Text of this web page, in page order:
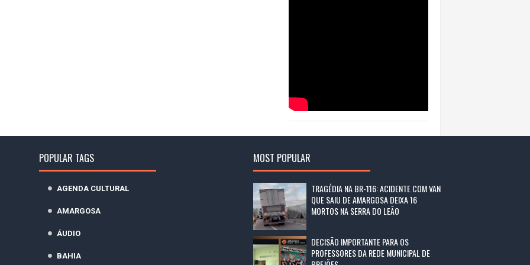
POPULAR TAGS
AGENDA CULTURAL
AMARGOSA
ÁUDIO
BAHIA
MOST POPULAR
TRAGÉDIA NA BR-116: ACIDENTE COM VAN
QUE SAIU DE AMARGOSA DEIXA 16
MORTOS NA SERRA DO LEÃO
DECISÃO IMPORTANTE PARA OS
PROFESSORES DA REDE MUNICIPAL DE